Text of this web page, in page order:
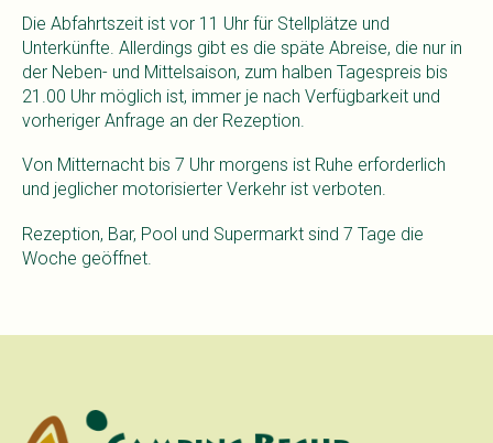
Die Abfahrtszeit ist vor 11 Uhr für Stellplätze und
Unterkünfte. Allerdings gibt es die späte Abreise, die nur in
der Neben- und Mittelsaison, zum halben Tagespreis bis
21.00 Uhr möglich ist, immer je nach Verfügbarkeit und
vorheriger Anfrage an der Rezeption.
Von Mitternacht bis 7 Uhr morgens ist Ruhe erforderlich
und jeglicher motorisierter Verkehr ist verboten.
Rezeption, Bar, Pool und Supermarkt sind 7 Tage die
Woche geöffnet.